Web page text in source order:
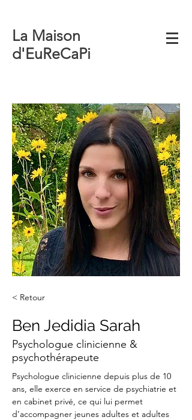
La Maison
d'EuReCaPi
< Retour
Ben Jedidia Sarah
Psychologue clinicienne &
psychothérapeute
Psychologue clinicienne depuis plus de 10
ans, elle exerce en service de psychiatrie et
en cabinet privé, ce qui lui permet
d’accompagner jeunes adultes et adultes